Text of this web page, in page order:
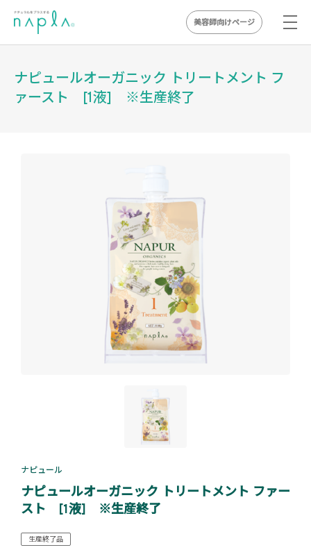
美容師向けページ
ナピュールオーガニック トリートメント フ
ァースト [1液] ※生産終了
ナピュール
ナピュールオーガニック トリートメント ファー
スト [1液] ※生産終了
生産終了品